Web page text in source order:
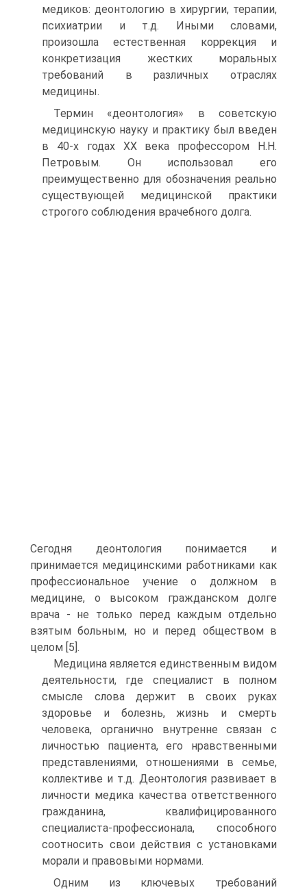
медиков: деонтологию в хирургии, терапии,
пси­хиатрии и т.д. Иными словами,
произошла естественная кор­рекция и
конкретизация жестких моральных
требований в раз­личных отраслях
медицины.
Термин «деонтология» в советскую
медицинскую науку и практику был введен
в 40-х годах XX века профессором Н.Н.
Петровым. Он использовал его
преимущественно для обозначе­ния реально
существующей медицинской практики
строгого соблюдения врачебного долга.
Сегодня деонтология понимает­ся и
принимается медицинскими работниками как
профессио­нальное учение о должном в
медицине, о высоком гражданском долге
врача - не только перед каждым отдельно
взятым боль­ным, но и перед обществом в
целом [5].
Медицина является единственным видом
деятельности, где специалист в полном
смысле слова держит в своих руках
здоровье и болезнь, жизнь и смерть
человека, органично внут­ренне связан с
личностью пациента, его нравственными
пред­ставлениями, отношениями в семье,
коллективе и т.д. Деонто­логия развивает в
личности медика качества ответственного
гражданина, квалифицированного
специалиста-профессионала, способного
соотносить свои действия с установками
морали и правовыми нормами.
Одним из ключевых требований